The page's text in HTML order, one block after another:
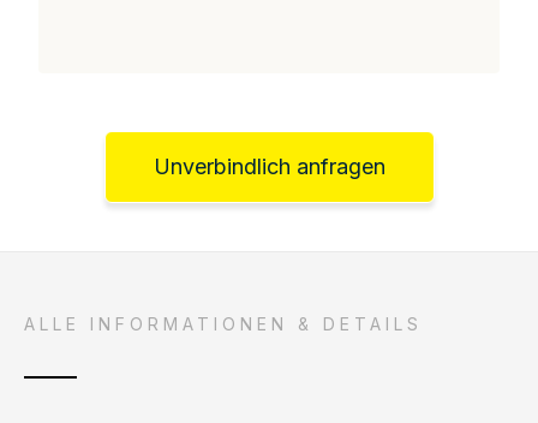
Unverbindlich anfragen
ALLE INFORMATIONEN & DETAILS